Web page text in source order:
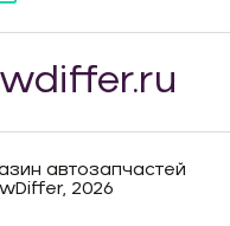
автозапчастей
2026